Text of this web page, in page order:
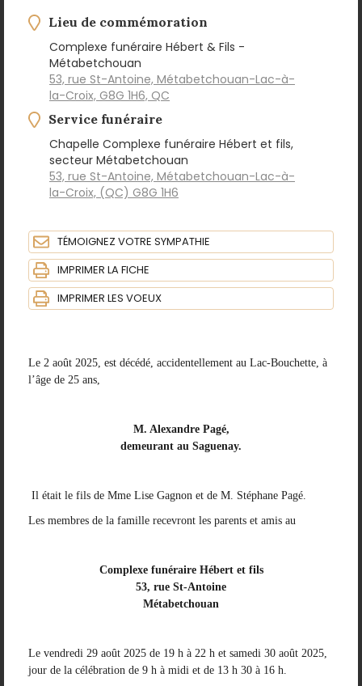
Le 2 août 2025, est décédé, accidentellement au Lac-Bouchette, à
l’âge de 25 ans,
M. Alexandre Pagé,
demeurant au Saguenay.
Il était le fils de Mme Lise Gagnon et de M. Stéphane Pagé.
Les membres de la famille recevront les parents et amis au
Complexe funéraire Hébert et fils
53, rue St-Antoine
Métabetchouan
Le vendredi 29 août 2025 de 19 h à 22 h et samedi 30 août 2025,
jour de la célébration de 9 h à midi et de 13 h 30 à 16 h.
Lieu de commémoration
Complexe funéraire Hébert & Fils -
Métabetchouan
53, rue St-Antoine, Métabetchouan-Lac-à-
la-Croix, G8G 1H6, QC
Service funéraire
Chapelle Complexe funéraire Hébert et fils,
secteur Métabetchouan
53, rue St-Antoine, Métabetchouan-Lac-à-
la-Croix, (QC) G8G 1H6
TÉMOIGNEZ VOTRE SYMPATHIE
IMPRIMER LA FICHE
IMPRIMER LES VOEUX